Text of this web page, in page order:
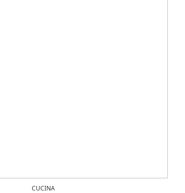
CUCINA